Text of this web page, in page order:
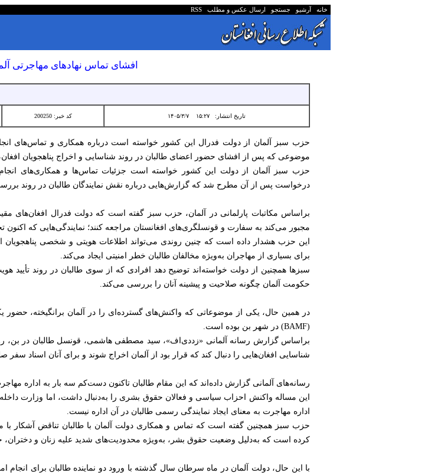
خانه آرشیو جستجو ارسال عکس و مطلب RSS
افشای تماس نهادهای مهاجرتی
تاریخ انتشار: ۱۵:۲۷ ۱۴۰۵/۳/۷ کد خبر: 200250
حزب سبز آلمان از دولت فدرال این کشور خواسته است درباره همکاری و تماس‌های
موضوعی که پس از افشای حضور اعضای طالبان در روند شناسایی و اخراج پناهجویان
حزب سبز آلمان از دولت این کشور خواسته است جزئیات تماس‌ها و همکاری‌های
درخواست پس از آن مطرح شد که گزارش‌هایی درباره نقش نمایندگان طالبان در روند
براساس مکاتبات پارلمانی در آلمان، حزب سبز گفته است که دولت فدرال افغان‌های
مجبور می‌کند به سفارت و قونسلگری‌های افغانستان مراجعه کنند؛ نمایندگی‌هایی که اکنون
این حزب هشدار داده است که چنین روندی می‌تواند اطلاعات هویتی و شخصی پناهجویان
برای بسیاری از مهاجران به‌ویژه مخالفان طالبان خطر امنیتی ایجاد می‌کند.
سبزها همچنین از دولت خواسته‌اند توضیح دهد افرادی که از سوی طالبان در روند تأیید
حکومت آلمان چگونه صلاحیت و پیشینه آنان را بررسی می‌کند.
در همین حال، یکی از موضوعاتی که واکنش‌های گسترده‌ای را در آلمان برانگیخته، حضور
(BAMF) در شهر بن بوده است.
شناسایی افغان‌هایی را دنبال کند که قرار بود از آلمان اخراج شوند و برای آنان اسناد سفر
رسانه‌های آلمانی گزارش داده‌اند که این مقام طالبان تاکنون دست‌کم سه بار به اداره
این مساله واکنش احزاب سیاسی و فعالان حقوق بشری را به‌دنبال داشت، اما وزارت
اداره مهاجرت به معنای ایجاد نمایندگی رسمی طالبان در آن اداره نیست.
حزب سبز همچنین گفته است که تماس و همکاری دولت آلمان با طالبان تناقض آشکار با
کرده است که به‌دلیل وضعیت حقوق بشر، به‌ویژه محدودیت‌های شدید علیه زنان و
با این حال، دولت آلمان در ماه سرطان سال گذشته با ورود دو نماینده طالبان برای